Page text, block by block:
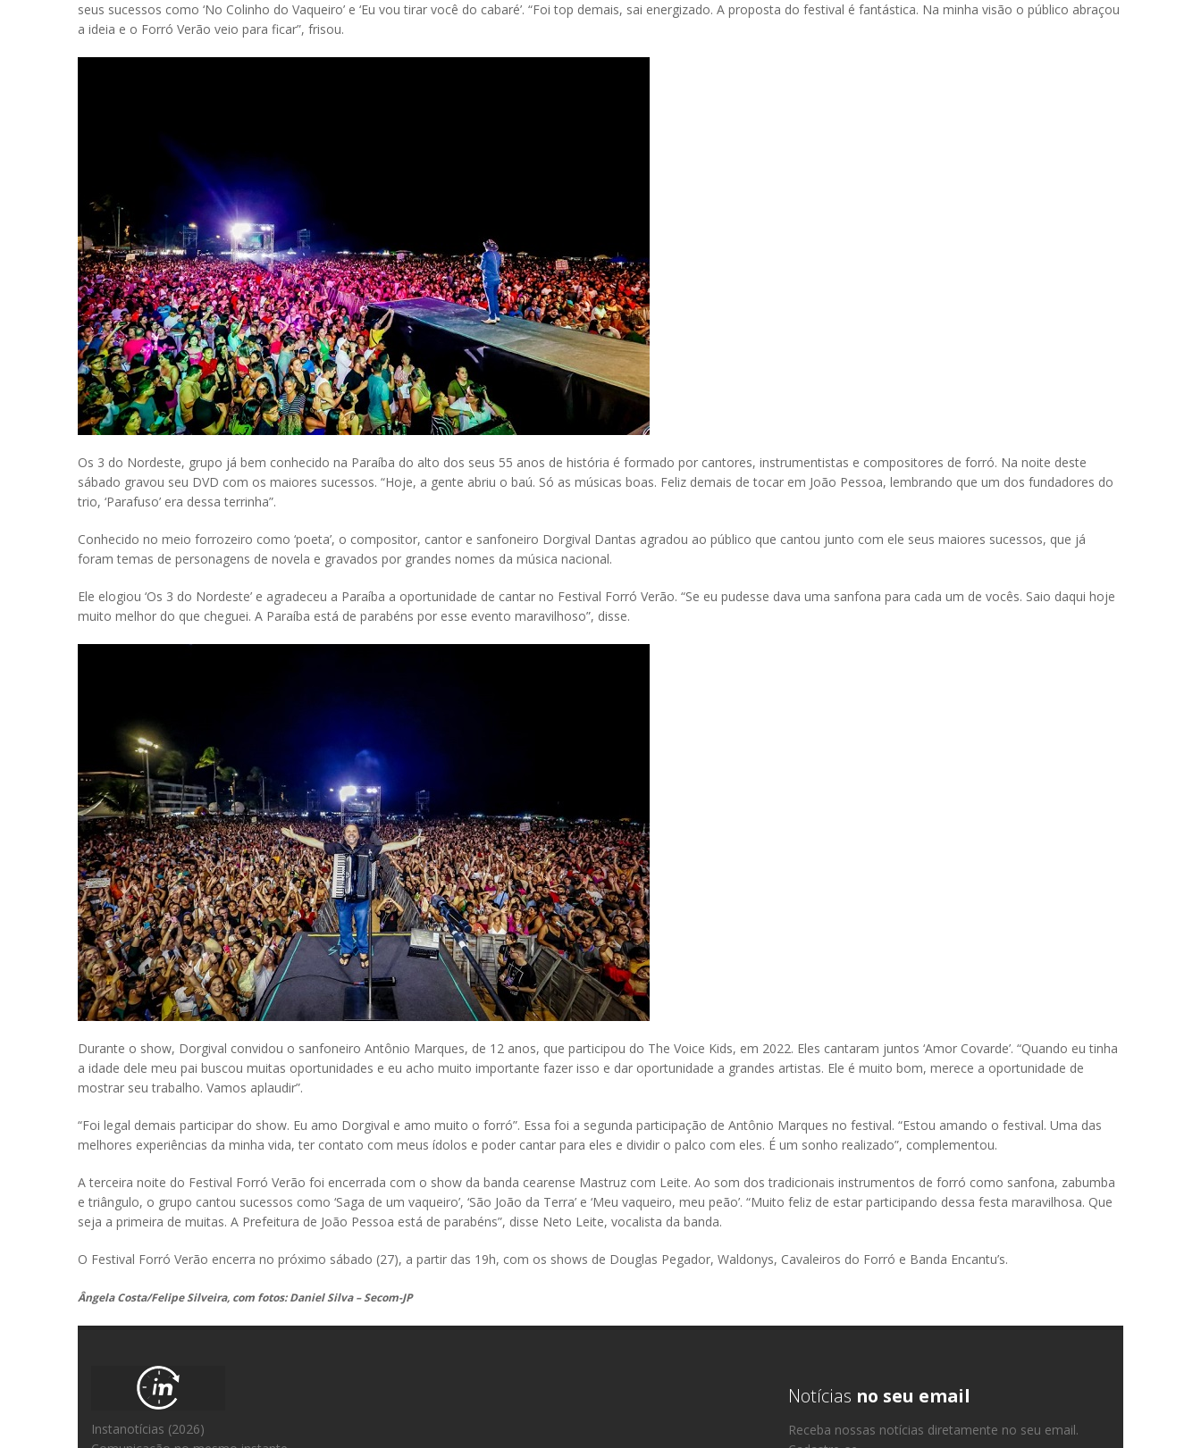
seus sucessos como ‘No Colinho do Vaqueiro’ e ‘Eu vou tirar você do cabaré’. “Foi top demais, sai energizado. A proposta do festival é fantástica. Na minha visão o público abraçou
a ideia e o Forró Verão veio para ficar”, frisou.
Os 3 do Nordeste, grupo já bem conhecido na Paraíba do alto dos seus 55 anos de história é formado por cantores, instrumentistas e compositores de forró. Na noite deste
sábado gravou seu DVD com os maiores sucessos. “Hoje, a gente abriu o baú. Só as músicas boas. Feliz demais de tocar em João Pessoa, lembrando que um dos fundadores do
trio, ‘Parafuso’ era dessa terrinha”.
Conhecido no meio forrozeiro como ‘poeta’, o compositor, cantor e sanfoneiro Dorgival Dantas agradou ao público que cantou junto com ele seus maiores sucessos, que já
foram temas de personagens de novela e gravados por grandes nomes da música nacional.
Ele elogiou ‘Os 3 do Nordeste’ e agradeceu a Paraíba a oportunidade de cantar no Festival Forró Verão. “Se eu pudesse dava uma sanfona para cada um de vocês. Saio daqui hoje
muito melhor do que cheguei. A Paraíba está de parabéns por esse evento maravilhoso”, disse.
Durante o show, Dorgival convidou o sanfoneiro Antônio Marques, de 12 anos, que participou do The Voice Kids, em 2022. Eles cantaram juntos ‘Amor Covarde’. “Quando eu tinha
a idade dele meu pai buscou muitas oportunidades e eu acho muito importante fazer isso e dar oportunidade a grandes artistas. Ele é muito bom, merece a oportunidade de
mostrar seu trabalho. Vamos aplaudir”.
“Foi legal demais participar do show. Eu amo Dorgival e amo muito o forró”. Essa foi a segunda participação de Antônio Marques no festival. “Estou amando o festival. Uma das
melhores experiências da minha vida, ter contato com meus ídolos e poder cantar para eles e dividir o palco com eles. É um sonho realizado”, complementou.
A terceira noite do Festival Forró Verão foi encerrada com o show da banda cearense Mastruz com Leite. Ao som dos tradicionais instrumentos de forró como sanfona, zabumba
e triângulo, o grupo cantou sucessos como ‘Saga de um vaqueiro’, ‘São João da Terra’ e ‘Meu vaqueiro, meu peão’. “Muito feliz de estar participando dessa festa maravilhosa. Que
seja a primeira de muitas. A Prefeitura de João Pessoa está de parabéns”, disse Neto Leite, vocalista da banda.
O Festival Forró Verão encerra no próximo sábado (27), a partir das 19h, com os shows de Douglas Pegador, Waldonys, Cavaleiros do Forró e Banda Encantu’s.
Ângela Costa/Felipe Silveira, com fotos: Daniel Silva – Secom-JP
Instanotícias (2026)
Notícias no seu email
Receba nossas notícias diretamente no seu email.